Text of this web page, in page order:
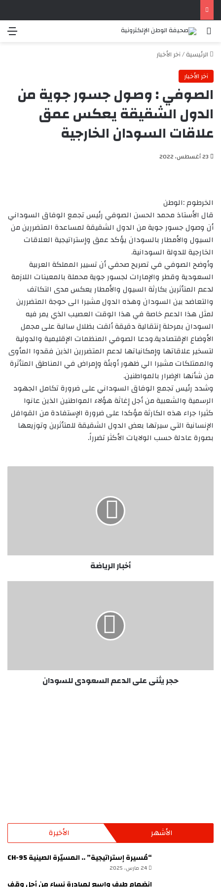
بحث عن
الرئيسية/آخر الأخبار
آخر الأخبار
الصوفي : وصول جسور جوية من
الدول الشقيقة يعكس عمق
علاقات السودان الخارجية
23 أغسطس، 2022
الخرطوم :الوطن
قال الأستاذ محمد الحسن الصوفي رئيس تجمع الوفاق السوداني
أن وصول جسور جوية من الدول الشقيقة لمساعدة المتضررين من
السيول والأمطار بالسودان يؤكد عمق وإستراتيجية العلاقات
الخارجية للدولة السودانية.
وأوضح الصوفي في تصريح صحفي أن تسيير المملكة العربية
السعودية وقطر والإمارات لجسور جوية محملة بالمعينات اللازمة
لدعم المتأثرين بكارثة السيول والأمطار يعكس مدى التكاتف
والتعاضد بين السودان وهذه الدول مشيرا الى حوجة المتضررين
لمثل هذا الدعم خاصة في هذا الوقت العصيب الذي يمر فيه
السودان بمرحلة إنتقالية دقيقة ألقت بظلال سالبة على مجمل
الأوضاع الإقتصادية.ودعا الصوفي المنظمات الإقليمية والدولية
لتسخير علاقاتها وإمكانياتها لدعم المتضررين الذين فقدوا المأوى
والممتلكات مشيرا الي ظهور أوبئة وإمراض في المناطق المتأثرة
من شأنها الإضرار بالمواطنين.
وشدد رئيس تجمع الوفاق السوداني على ضرورة تكامل الجهود
الرسمية والشعبية من أجل إغاثة هؤلاء المواطنين الذين عانوا
كثيرا جراء هذه الكارثة مؤكدا على ضرورة الإستفادة من القوافل
الإنسانية التي سيرتها بعض الدول الشقيقة للمتأثرين وتوزيعها
بصورة عادلة حسب الولايات الأكثر تضرراً.
أخبار
أخبار الرياضة
حجر يثني علي الدعم السعودي للسودان
الأشهر الأخيرة
“مُسيرة إستراتيجية” .. المسيّرة الصينية CH-95
24 مارس، 2025